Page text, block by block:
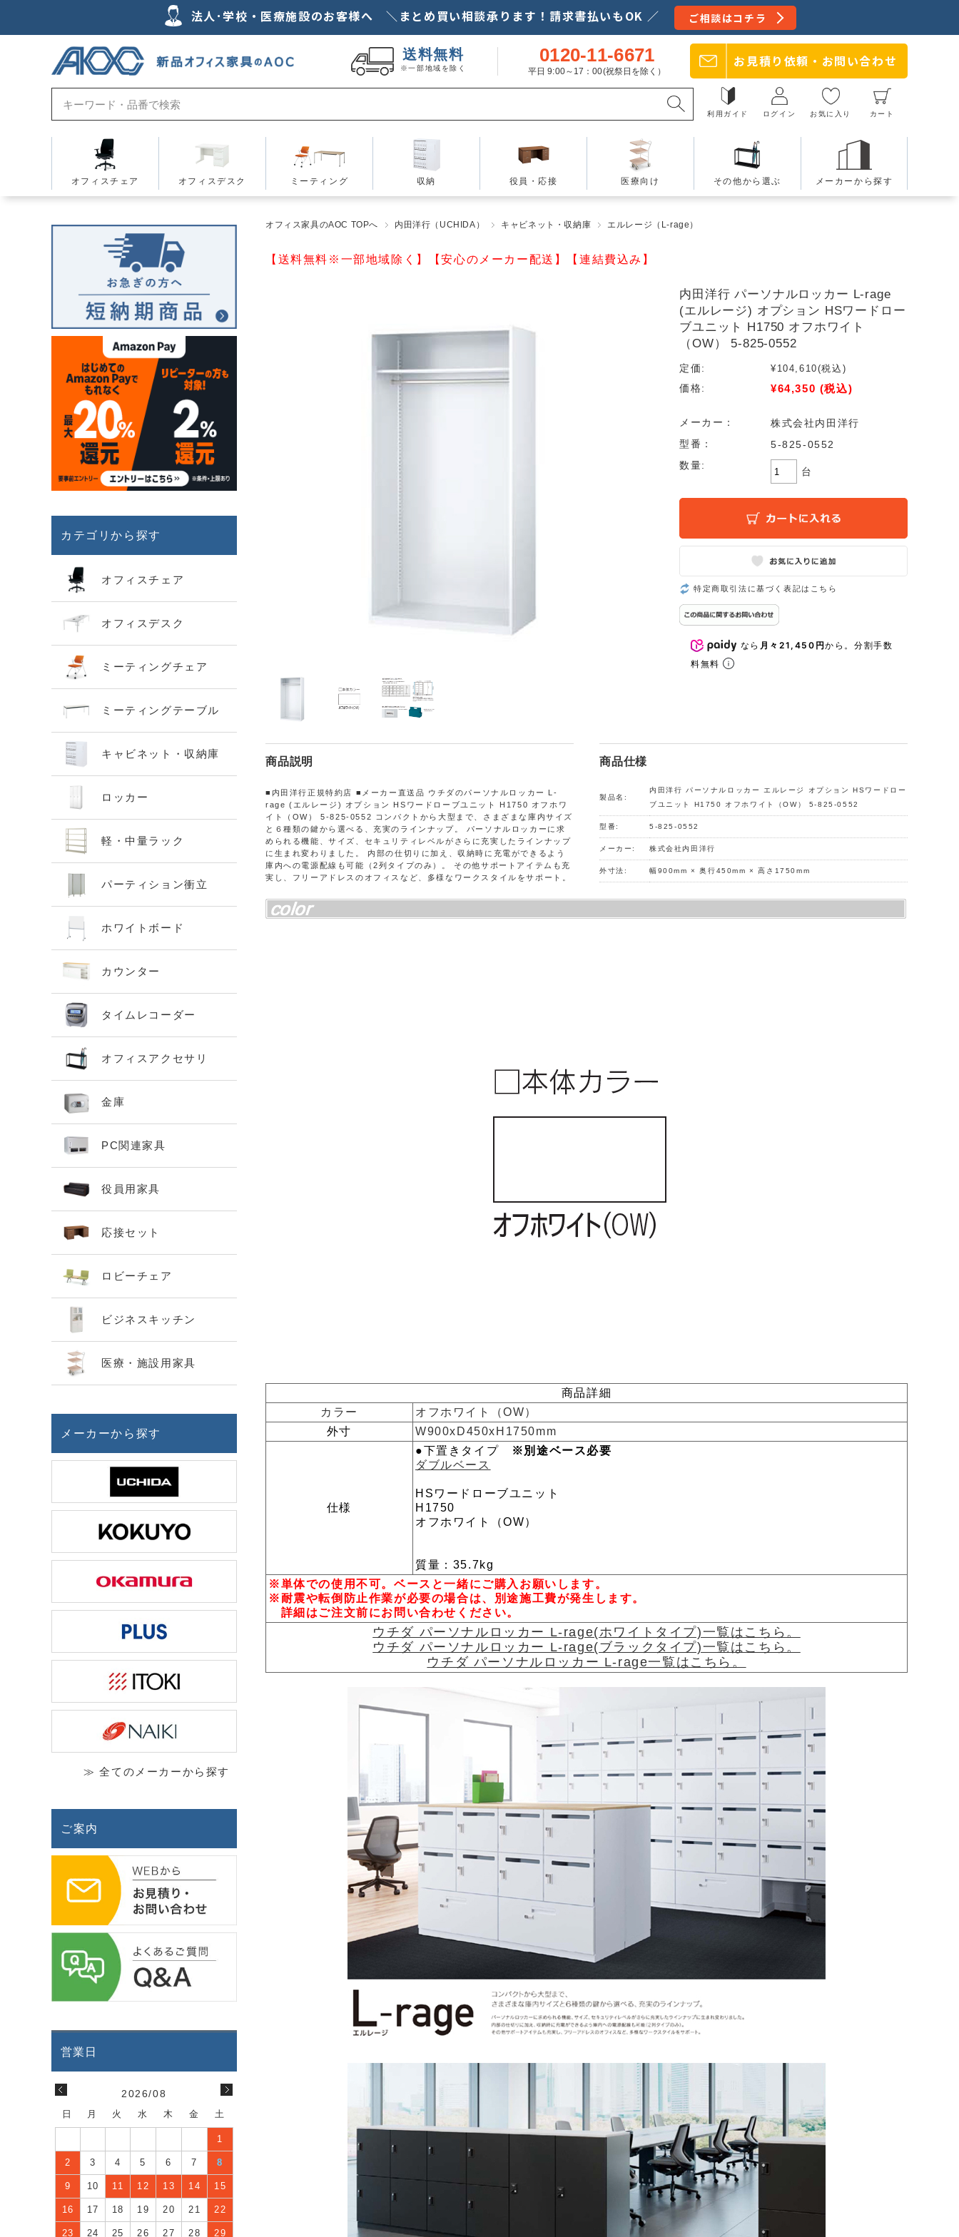
法人･学校・医療施設のお客様へ ＼まとめ買い相談承ります！請求書払いもOK ／ ご相談はコチラ
送料無料
※一部地域を除く
0120-11-6671
平日 9:00～17：00(祝祭日を除く）
お見積り依頼・ お問い合わせ
利用ガイド ログイン お気に入り カート
オフィスチェア オフィスデスク ミーティング 収納 役員・応接 医療向け その他から選ぶ メーカーから探す
オフィス家具のAOC TOPへ 内田洋行（UCHIDA） キャビネット・収納庫 エルレージ（L-rage）
【送料無料※一部地域除く】【安心のメーカー配送】【連結費込み】
内田洋行 パーソナルロッカー L-rage
(エルレージ) オプション HSワードロー
ブユニット H1750 オフホワイト
（OW） 5-825-0552
定価: ¥104,610(税込)
価格:
¥64,350 (税込)
メーカー：
株式会社内田洋行
型番：
5-825-0552
数量:
台
特定商取引法に基づく表記はこちら
なら 月々21,450円から。分割手数
料無料
商品説明
■内田洋行正規特約店 ■メーカー直送品 ウチダのパーソナルロッカー L-
rage (エルレージ) オプション HSワードローブユニット H1750 オフホワ
イト（OW） 5-825-0552 コンパクトから大型まで、さまざまな庫内サイズ
と６種類の鍵から選べる、充実のラインナップ。 パーソナルロッカーに求
められる機能、サイズ、セキュリティレベルがさらに充実したラインナップ
に生まれ変わりました。 内部の仕切りに加え、収納時に充電ができるよう
庫内への電源配線も可能（2列タイプのみ）。 その他サポートアイテムも充
実し、フリーアドレスのオフィスなど、多様なワークスタイルをサポート。
商品仕様
製品名:
内田洋行 パーソナルロッカー エルレージ オプション HSワードロー
ブユニット H1750 オフホワイト（OW） 5-825-0552
型番: 5-825-0552
メーカー: 株式会社内田洋行
外寸法: 幅900mm × 奥行450mm × 高さ1750mm
商品詳細
カラー
オフホワイト（OW）
外寸
W900xD450xH1750mm
仕様
●下置きタイプ
※別途ベース必要
ダブルベース
HSワードローブユニット
H1750
オフホワイト（OW）
質量：35.7kg
※単体での使用不可。ベースと一緒にご購入お願いします。
※耐震や転倒防止作業が必要の場合は、別途施工費が発生します。
詳細はご注文前にお問い合わせください。
ウチダ パーソナルロッカー L-rage(ホワイトタイプ)一覧はこちら。
ウチダ パーソナルロッカー L-rage(ブラックタイプ)一覧はこちら。
ウチダ パーソナルロッカー L-rage一覧はこちら。
カテゴリから探す
オフィスチェア
オフィスデスク
ミーティングチェア
ミーティングテーブル
キャビネット・収納庫
ロッカー
軽・中量ラック
パーティション衝立
ホワイトボード
カウンター
タイムレコーダー
オフィスアクセサリ
金庫
PC関連家具
役員用家具
応接セット
ロビーチェア
ビジネスキッチン
医療・施設用家具
メーカーから探す
≫ 全てのメーカーから探す
ご案内
2026/08
日 月 火 水 木 金 土
1
2 3 4 5 6 7 8
9 10 11 12 13 14 15
16 17 18 19 20 21 22
23 24 25 26 27 28 29